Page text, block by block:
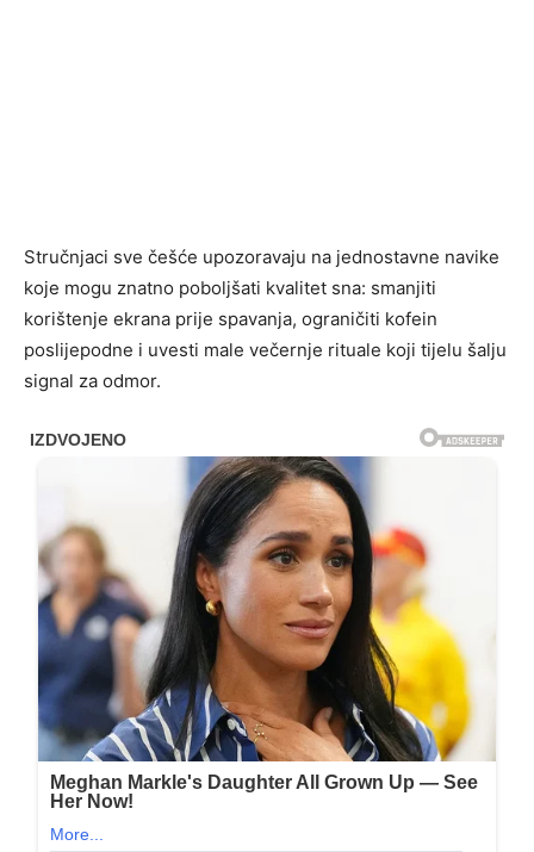
Stručnjaci sve češće upozoravaju na jednostavne navike
koje mogu znatno poboljšati kvalitet sna: smanjiti
korištenje ekrana prije spavanja, ograničiti kofein
poslijepodne i uvesti male večernje rituale koji tijelu šalju
signal za odmor.